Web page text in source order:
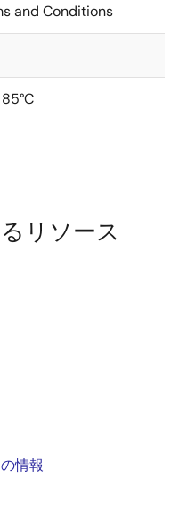
and Conditions
リソース
情報